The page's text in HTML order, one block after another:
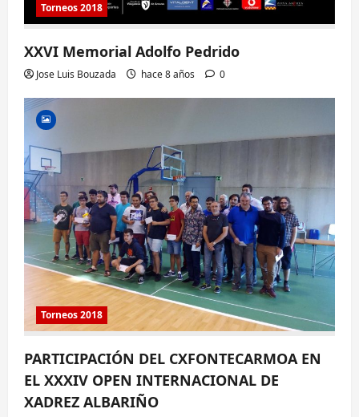
Torneos 2018
XXVI Memorial Adolfo Pedrido
Jose Luis Bouzada hace 8 años 0
Torneos 2018
PARTICIPACIÓN DEL CXFONTECARMOA EN
EL XXXIV OPEN INTERNACIONAL DE
XADREZ ALBARIÑO